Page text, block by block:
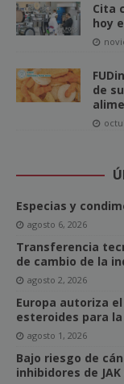
Cita
hoy
de
Especias y
agosto 6, 2026
Transferencia
de cambio de la
agosto 2, 2026
Europa autoriza
esteroides para
agosto 1, 2026
Bajo riesgo de
inhibidores de